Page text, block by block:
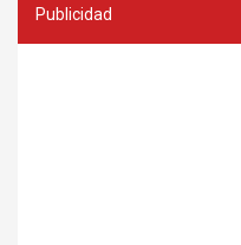
Publicidad